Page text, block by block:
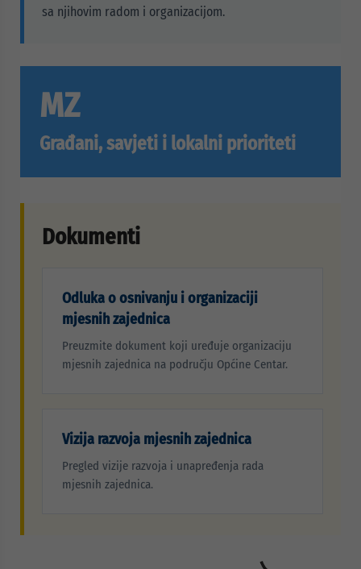
sa njihovim radom i organizacijom.
MZ
Građani, savjeti i lokalni prioriteti
Dokumenti
Odluka o osnivanju i organizaciji
mjesnih zajednica
Preuzmite dokument koji uređuje organizaciju
mjesnih zajednica na području Općine Centar.
Vizija razvoja mjesnih zajednica
Pregled vizije razvoja i unapređenja rada
mjesnih zajednica.